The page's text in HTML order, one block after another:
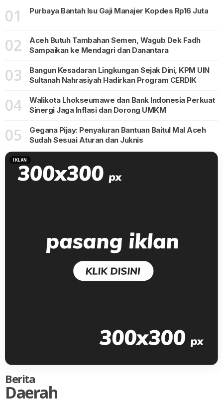
01 Purbaya Bantah Isu Gaji Manajer Kopdes Rp16 Juta
02
Aceh Butuh Tambahan Semen, Wagub Dek Fadh
Sampaikan ke Mendagri dan Danantara
03
Bangun Kesadaran Lingkungan Sejak Dini, KPM UIN
Sultanah Nahrasiyah Hadirkan Program CERDIK
04
Walikota Lhokseumawe dan Bank Indonesia Perkuat
Sinergi Jaga Inflasi dan Dorong UMKM
05
Gegana Pijay: Penyaluran Bantuan Baitul Mal Aceh
Sudah Sesuai Aturan dan Juknis
IKLAN
Berita
Daerah